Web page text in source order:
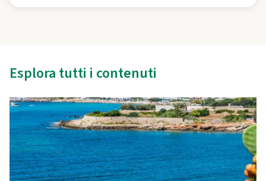
Esplora tutti i contenuti